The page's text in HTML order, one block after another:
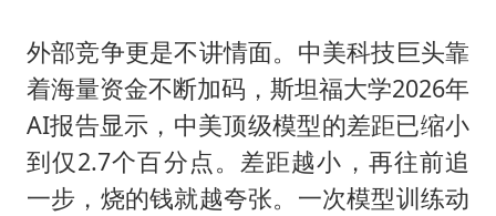
外部竞争更是不讲情面。中美科技巨头靠
着海量资金不断加码，斯坦福大学2026年
AI报告显示，中美顶级模型的差距已缩小
到仅2.7个百分点。差距越小，再往前追
一步，烧的钱就越夸张。一次模型训练动